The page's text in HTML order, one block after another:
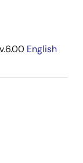
English